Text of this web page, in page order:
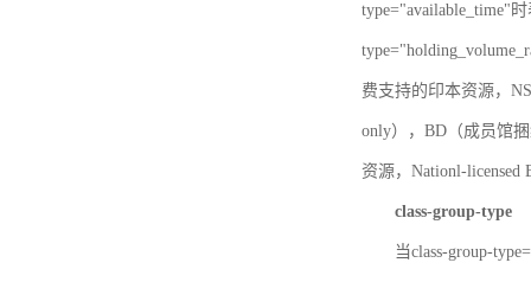
type="available_time"
费支持的印本资源，
only），BD（成员馆
资源，Nationl-licensed
class-group-type
当class-group-